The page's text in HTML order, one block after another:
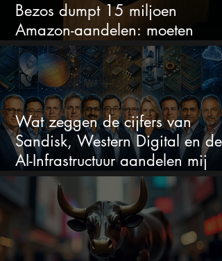
Bezos dumpt 15 miljoen
Amazon-aandelen: moeten
beleggers zich zorgen maken?
Wat zeggen de cijfers van
Sandisk, Western Digital en de
AI-Infrastructuur aandelen mij
werkelijk